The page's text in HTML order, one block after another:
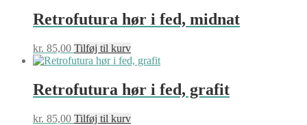
Retrofutura hør i fed, midnat
kr. 85,00 Tilføj til kurv
Retrofutura hør i fed, grafit
kr. 85,00 Tilføj til kurv